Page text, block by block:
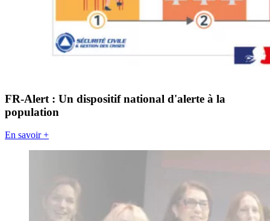
FR-Alert : Un dispositif national d'alerte à la
population
En savoir +